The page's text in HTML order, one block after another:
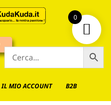
IL MIO ACCOUNT B2B
0